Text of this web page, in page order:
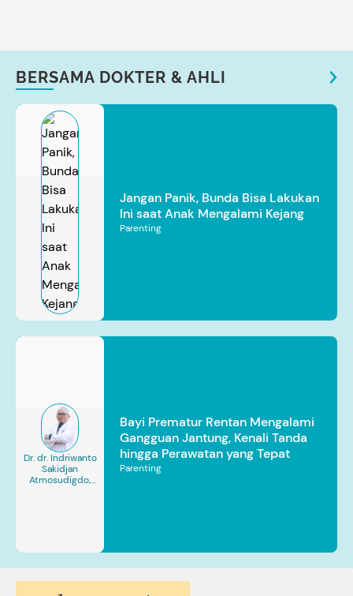
BERSAMA DOKTER & AHLI
Jangan Panik, Bunda Bisa Lakukan
Ini saat Anak Mengalami Kejang
Parenting
Dr. dr. Indriwanto
Sakidjan
Atmosudigdo,
Bayi Prematur Rentan Mengalami
Gangguan Jantung, Kenali Tanda
hingga Perawatan yang Tepat
Parenting